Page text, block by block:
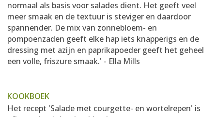
normaal als basis voor salades dient. Het geeft veel
meer smaak en de textuur is steviger en daardoor
spannender. De mix van zonnebloem- en
pompoenzaden geeft elke hap iets knapperigs en de
dressing met azijn en paprikapoeder geeft het geheel
een volle, friszure smaak.' - Ella Mills
KOOKBOEK
Het recept 'Salade met courgette- en wortelrepen' is